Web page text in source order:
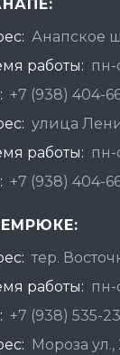
Анапское
работы: пн-
+7 (938) 404-
улица
работы: пн-
+7 (938) 404-
тер.
работы: пн-
+7 (938) 535-
Мороза ул.,